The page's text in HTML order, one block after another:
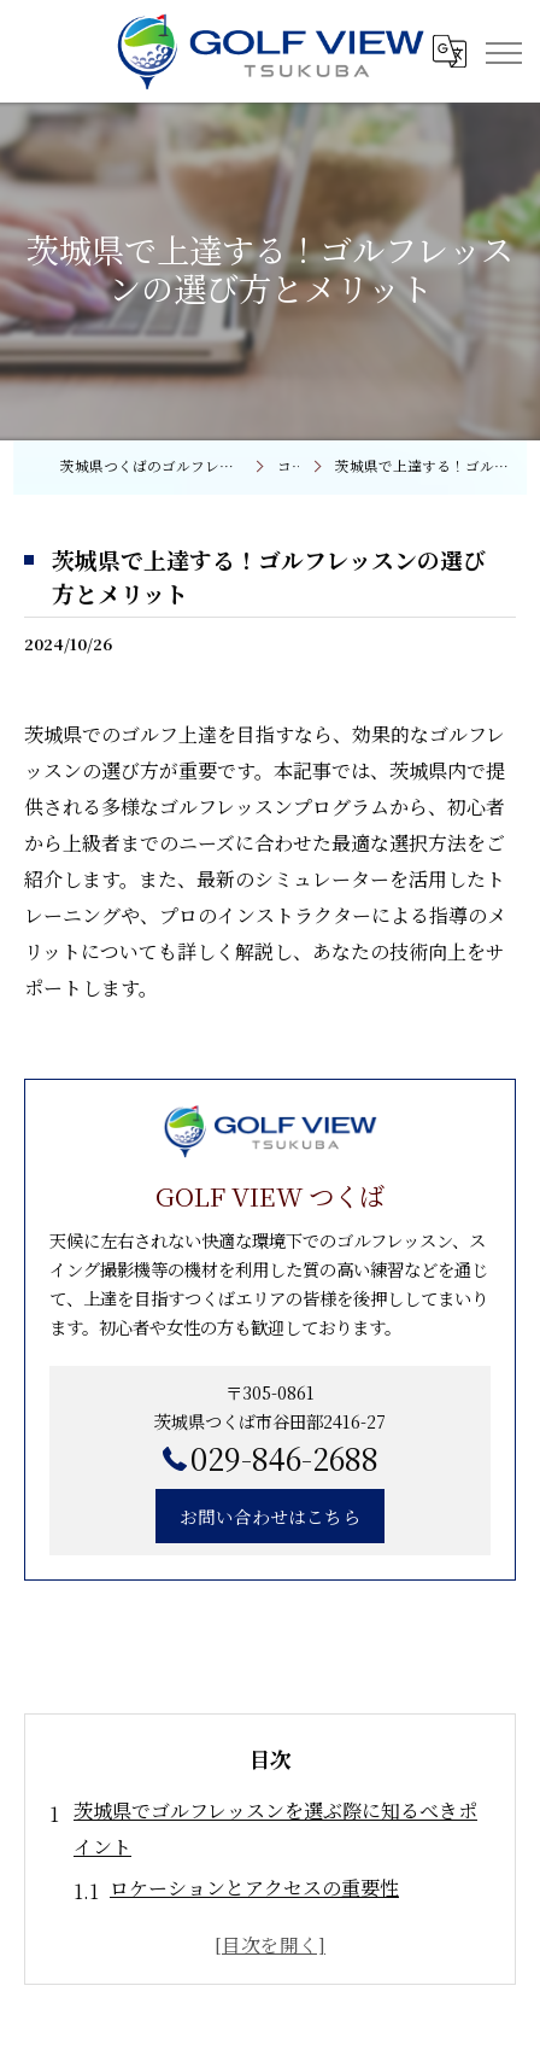
茨城県で上達する！ゴルフレッス
ンの選び方とメリット
茨城県つくばのゴルフレッスンならGOLF VIEW つくば コラム 茨城県で上達する！ゴルフレッスンの選び方とメリット
茨城県で上達する！ゴルフレッスンの選び
方とメリット
2024/10/26
茨城県でのゴルフ上達を目指すなら、効果的なゴルフレ
ッスンの選び方が重要です。本記事では、茨城県内で提
供される多様なゴルフレッスンプログラムから、初心者
から上級者までのニーズに合わせた最適な選択方法をご
紹介します。また、最新のシミュレーターを活用したト
レーニングや、プロのインストラクターによる指導のメ
リットについても詳しく解説し、あなたの技術向上をサ
ポートします。
GOLF VIEW つくば
天候に左右されない快適な環境下でのゴルフレッスン、ス
イング撮影機等の機材を利用した質の高い練習などを通じ
て、上達を目指すつくばエリアの皆様を後押ししてまいり
ます。初心者や女性の方も歓迎しております。
〒305-0861
茨城県つくば市谷田部2416-27
029-846-2688
お問い合わせはこちら
目次
茨城県でゴルフレッスンを選ぶ際に知るべきポ
イント
ロケーションとアクセスの重要性